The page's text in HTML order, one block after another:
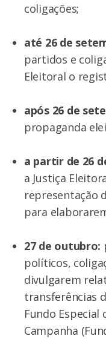
coligações;
até 26 de
partidos e
Eleitoral o
após 26 de
propaganda
a partir de 26
a Justiça
representação
para
27 de outubro:
políticos,
divulgarem
transferências
Fundo Especial
Campanha